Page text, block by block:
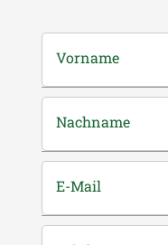
Vorname
Nachname
E-Mail